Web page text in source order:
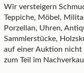
Wir versteigern
Teppiche, Möbel,
Porzellan, Uhren,
Sammlerstücke,
auf einer Auktion
zum Teil im